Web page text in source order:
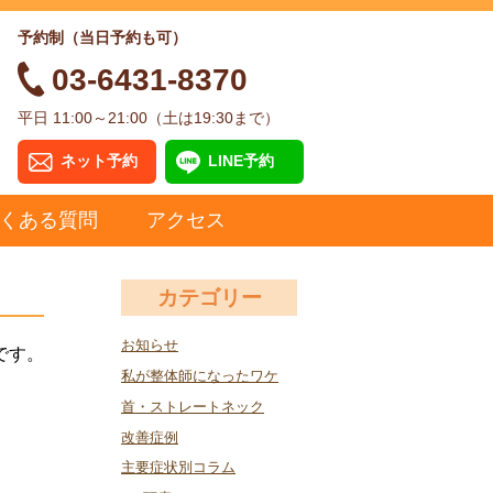
予約制（当日予約も可）
03-6431-8370
平日 11:00～21:00（土は19:30まで）
ネット予約 LINE予約
ある質問 アクセス
カテゴリー
お知らせ
私が整体師になったワケ
首・ストレートネック
改善症例
主要症状別コラム
。